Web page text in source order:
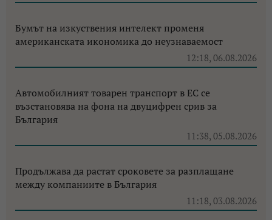
Бумът на изкуствения интелект променя
американската икономика до неузнаваемост
12:18, 06.08.2026
Автомобилният товарен транспорт в ЕС се
възстановява на фона на двуцифрен срив за
България
11:38, 05.08.2026
Продължава да растат сроковете за разплащане
между компаниите в България
11:18, 03.08.2026